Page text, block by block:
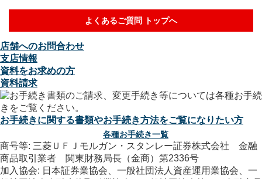
よくあるご質問 トップへ
店舗へのお問合わせ
支店情報
資料をお求めの方
資料請求
お手続きに関する書類やお手続き方法をご覧になりたい方
各種お手続き一覧
商号等: 三菱ＵＦＪモルガン・スタンレー証券株式会社 金融
商品取引業者 関東財務局長（金商）第2336号
加入協会: 日本証券業協会、一般社団法人資産運用業協会、一